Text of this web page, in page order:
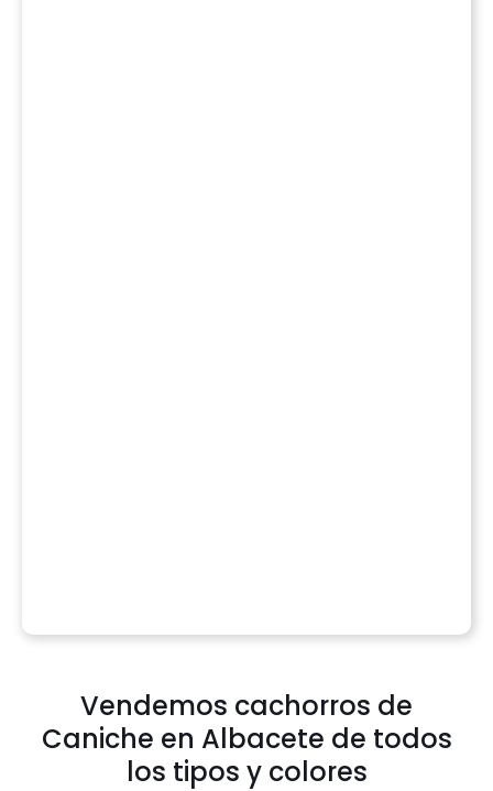
Vendemos cachorros de
Caniche en Albacete de todos
los tipos y colores